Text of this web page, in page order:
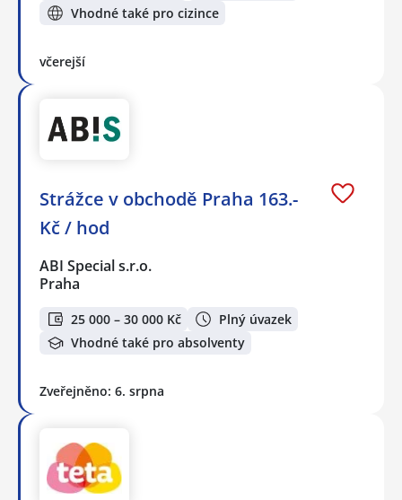
Vhodné také pro cizince
včerejší
Strážce v obchodě Praha 163.-
Kč / hod
ABI Special s.r.o.
Praha
25 000 – 30 000 Kč
Plný úvazek
Vhodné také pro absolventy
Zveřejněno: 6. srpna